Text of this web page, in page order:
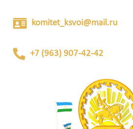
komitet_ksvoi@mail.ru
+7 (963) 907-42-42